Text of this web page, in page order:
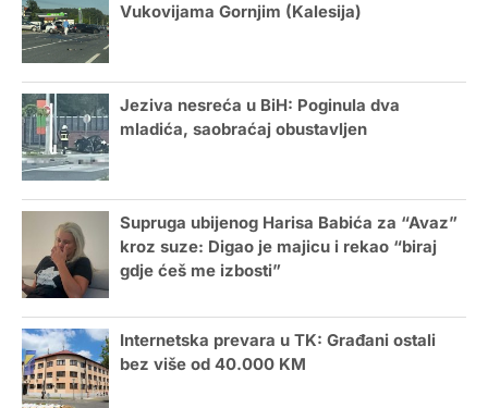
Vukovijama Gornjim (Kalesija)
Jeziva nesreća u BiH: Poginula dva
mladića, saobraćaj obustavljen
Supruga ubijenog Harisa Babića za “Avaz”
kroz suze: Digao je majicu i rekao “biraj
gdje ćeš me izbosti”
Internetska prevara u TK: Građani ostali
bez više od 40.000 KM